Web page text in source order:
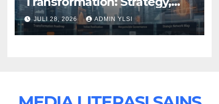
Responsible Governance,
and Value Realisation
JULI 28, 2026 ADMIN YLSI